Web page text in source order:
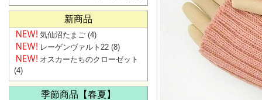
新商品
気仙沼たまご (4)
レーゲンヴァルト22 (8)
オスカーたちのクローゼット
(4)
季節商品【春夏】